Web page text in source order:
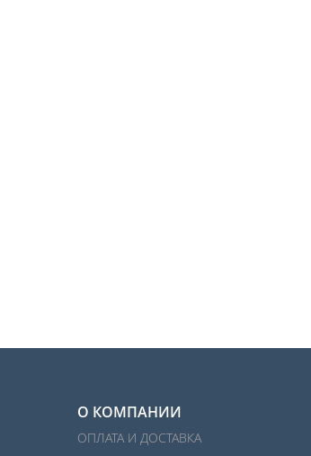
О КОМПАНИИ
ОПЛАТА И ДОСТАВКА